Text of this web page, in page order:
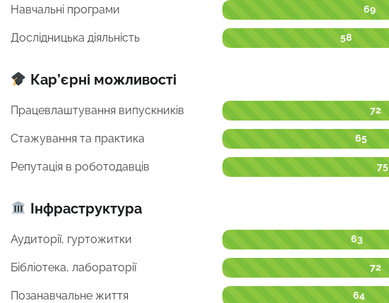
Навчальні програми 69
Дослідницька діяльність 58
Кар’єрні можливості
Працевлаштування випускників 72
Стажування та практика 65
Репутація в роботодавців 75
Інфраструктура
Аудиторії, гуртожитки 63
Бібліотека, лабораторії 72
Позанавчальне життя 64